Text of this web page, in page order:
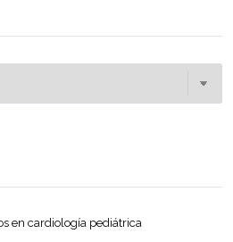
en cardiología pediátrica